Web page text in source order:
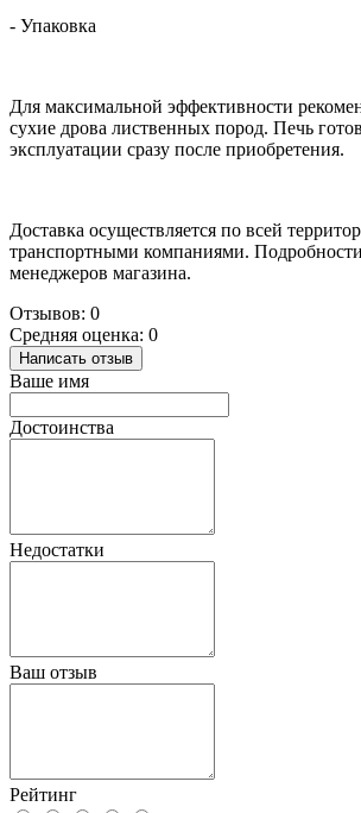
- Упаковка
Для максимальной эффективности
сухие дрова лиственных пород. Печь
эксплуатации сразу после приобретения.
Доставка осуществляется по всей
транспортными компаниями.
менеджеров магазина.
Отзывов: 0
Средняя оценка: 0
Написать отзыв
Ваше имя
Достоинства
Недостатки
Ваш отзыв
Рейтинг